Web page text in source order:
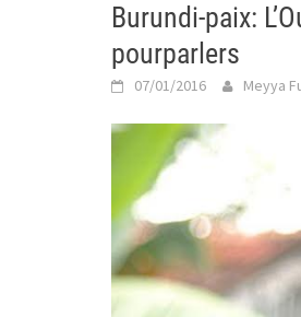
Burundi-paix:
pourparlers
07/01/2016 Meyya